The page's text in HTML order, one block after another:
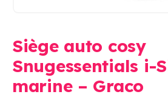
Siège auto cosy
Snugessentials i-
marine – Graco